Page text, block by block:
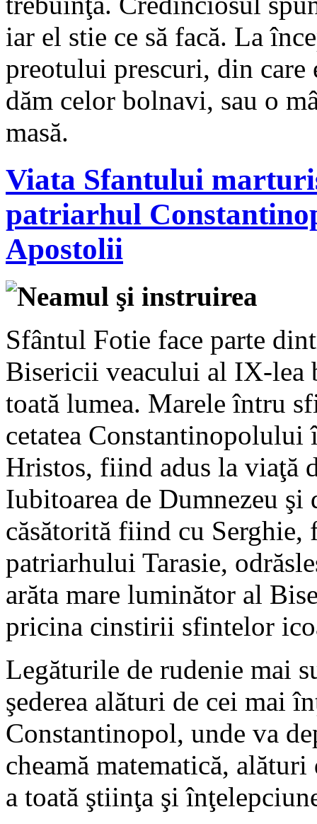
iar el stie ce să facă. La
preotului prescuri, din care
dăm celor bolnavi, sau o
masă.
Viata Sfantului
patriarhul
Apostolii
Neamul şi instruirea
Sfântul Fotie face parte
Bisericii veacului al IX-lea
toată lumea. Marele întru
cetatea
Hristos, fiind adus la viaţă
Iubitoarea de Dumnezeu şi
căsătorită fiind cu Serghie,
patriarhului Tarasie,
arăta mare luminător al
pricina cinstirii sfintelor
Legăturile de rudenie mai
şederea alături de cei mai
Constantinopol, unde va
cheamă matematică,
a toată ştiinţa şi